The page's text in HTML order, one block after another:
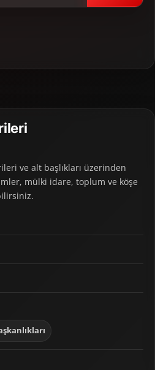
ve alt başlıkları üzerinden
mülki idare, toplum ve köşe